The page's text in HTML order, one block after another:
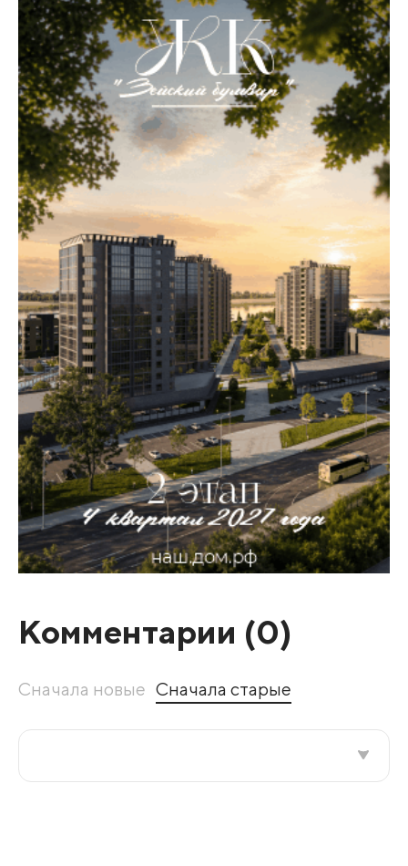
Комментарии (0)
Сначала новые Сначала старые